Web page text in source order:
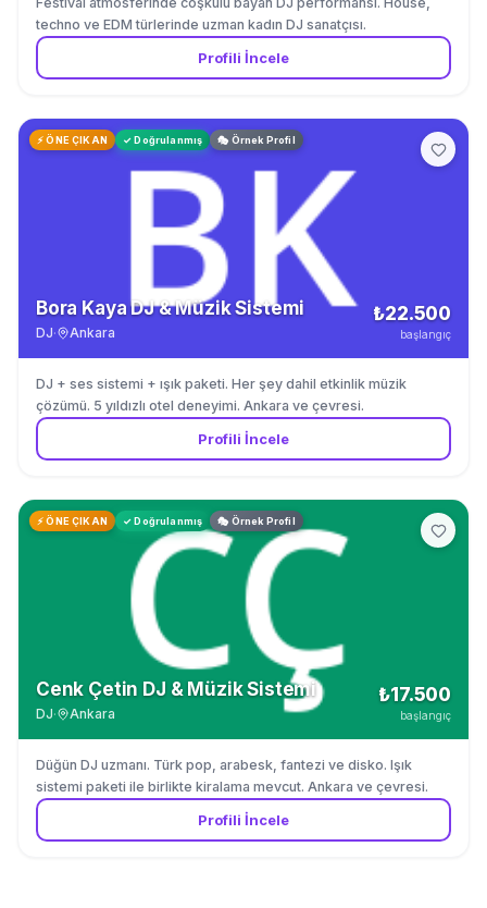
techno ve EDM türlerinde uzman kadın DJ sanatçısı.
Profili İncele
⚡ ÖNE ÇIKAN ✓ Doğrulanmış 🎭 Örnek Profil
Bora Kaya DJ & Müzik Sistemi
DJ· Ankara
₺22.500
başlangıç
DJ + ses sistemi + ışık paketi. Her şey dahil etkinlik müzik
çözümü. 5 yıldızlı otel deneyimi. Ankara ve çevresi.
Profili İncele
⚡ ÖNE ÇIKAN ✓ Doğrulanmış 🎭 Örnek Profil
Cenk Çetin DJ & Müzik Sistemi
DJ· Ankara
₺17.500
başlangıç
Düğün DJ uzmanı. Türk pop, arabesk, fantezi ve disko. Işık
sistemi paketi ile birlikte kiralama mevcut. Ankara ve çevresi.
Profili İncele